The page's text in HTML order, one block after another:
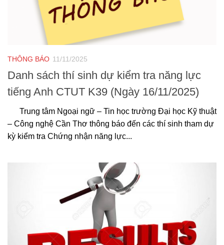
THÔNG BÁO 11/11/2025
Danh sách thí sinh dự kiểm tra năng lực
tiếng Anh CTUT K39 (Ngày 16/11/2025)
Trung tâm Ngoại ngữ – Tin học trường Đại học Kỹ thuật
– Công nghệ Cần Thơ thông báo đến các thí sinh tham dự
kỳ kiểm tra Chứng nhận năng lực...